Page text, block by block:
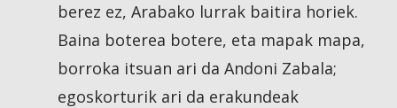
berez ez, Arabako lurrak baitira horiek.
Baina boterea botere, eta mapak mapa,
borroka itsuan ari da Andoni Zabala;
egoskorturik ari da erakundeak